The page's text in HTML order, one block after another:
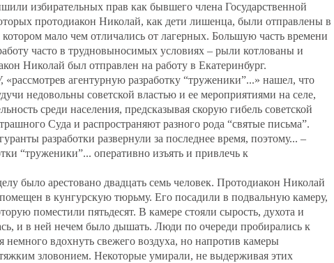
избирательных прав как бывшего члена Государственной
протодиакон Николай, как дети лишенца, были отправлены в
мало чем отличались от лагерных. Большую часть времени
часто в трудновыносимых условиях – рыли котлованы и
Николай был отправлен на работу в Екатеринбург.
агентурную разработку “труженики”...» нашел, что
недовольны советской властью и ее мероприятиями на селе,
среди населения, предсказывая скорую гибель советской
Суда и распространяют разного рода “святые письма”.
разработки развернули за последнее время, поэтому... –
“труженики”... оперативно изъять и привлечь к
было арестовано двадцать семь человек. Протодиакон Николай
в кунгурскую тюрьму. Его посадили в подвальную камеру,
поместили пятьдесят. В камере стояли сырость, духота и
и в ней нечем было дышать. Люди по очереди пробирались к
немного вдохнуть свежего воздуха, но напротив камеры
зловонием. Некоторые умирали, не выдерживая этих